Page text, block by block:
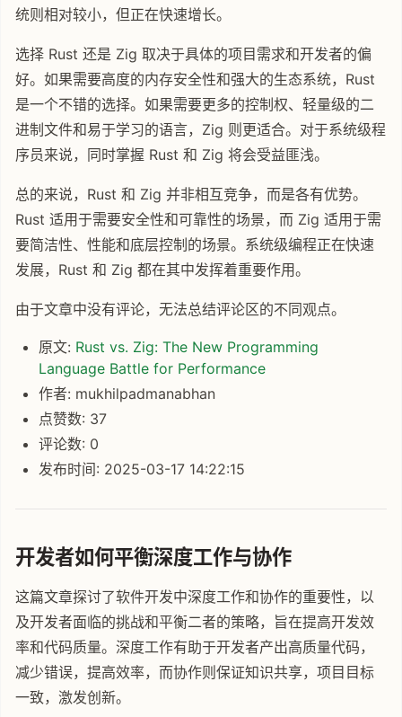
统则相对较小，但正在快速增长。
选择 Rust 还是 Zig 取决于具体的项目需求和开发者的偏
好。如果需要高度的内存安全性和强大的生态系统，Rust
是一个不错的选择。如果需要更多的控制权、轻量级的二
进制文件和易于学习的语言，Zig 则更适合。对于系统级程
序员来说，同时掌握 Rust 和 Zig 将会受益匪浅。
总的来说，Rust 和 Zig 并非相互竞争，而是各有优势。
Rust 适用于需要安全性和可靠性的场景，而 Zig 适用于需
要简洁性、性能和底层控制的场景。系统级编程正在快速
发展，Rust 和 Zig 都在其中发挥着重要作用。
由于文章中没有评论，无法总结评论区的不同观点。
原文: Rust vs. Zig: The New Programming
Language Battle for Performance
作者: mukhilpadmanabhan
点赞数: 37
评论数: 0
发布时间: 2025-03-17 14:22:15
开发者如何平衡深度工作与协作
这篇文章探讨了软件开发中深度工作和协作的重要性，以
及开发者面临的挑战和平衡二者的策略，旨在提高开发效
率和代码质量。深度工作有助于开发者产出高质量代码，
减少错误，提高效率，而协作则保证知识共享，项目目标
一致，激发创新。